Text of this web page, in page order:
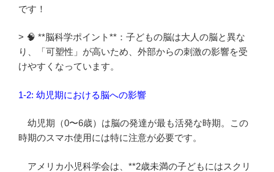
です！
> 🧠 **脳科学ポイント**：子どもの脳は大人の脳と異な
り、「可塑性」が高いため、外部からの刺激の影響を受
けやすくなっています。
1-2: 幼児期における脳への影響
幼児期（0〜6歳）は脳の発達が最も活発な時期。この
時期のスマホ使用には特に注意が必要です。
アメリカ小児科学会は、**2歳未満の子どもにはスクリ